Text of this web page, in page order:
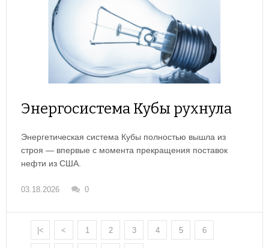
Энергосистема Кубы рухнула
Энергетическая система Кубы полностью вышла из
строя — впервые с момента прекращения поставок
нефти из США.
03.18.2026 0
|< < 1 2 3 4 5 6